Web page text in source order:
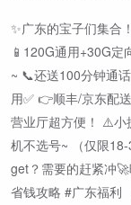
✨广东的宝子们集合
📱120G通用+30G
~ 📞还送100分钟通
用✅ 👉顺丰/京东配
营业厅超方便！ ⚠️小
机不选号~ （仅限
get？需要的赶紧冲
省钱攻略 #广东福利